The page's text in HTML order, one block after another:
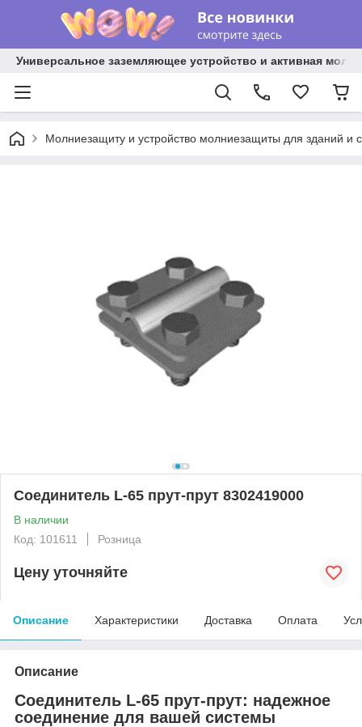
Универсальное заземляющее устройство и активная
Молниезащиту и устройство молниезащиты для зданий и
Соединитель L-65 прут-прут 8302419000
В наличии
Код: 101611
Розница
Цену уточняйте
Описание Характеристики Доставка Оплата
Описание
Соединитель L-65 прут-прут: надежное
соединение для вашей системы